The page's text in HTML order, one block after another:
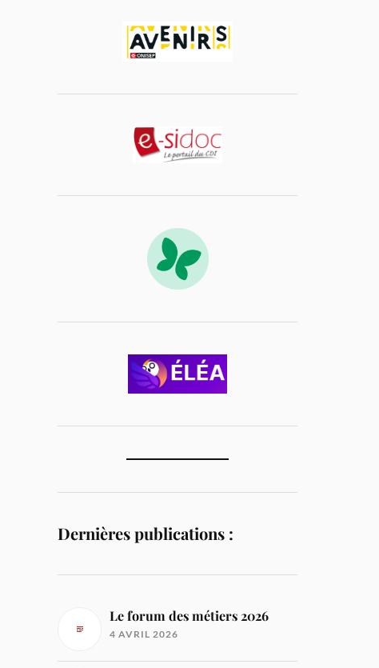
Dernières publications :
Le forum des métiers 2026
4 AVRIL 2026